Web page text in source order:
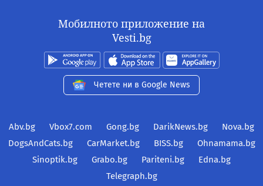
Мобилното приложение на
Vesti.bg
Четете ни в Google News
Abv.bg Vbox7.com Gong.bg DarikNews.bg
Nova.bg
DogsAndCats.bg
CarMarket.bg BISS.bg
Ohnamama.bg
Sinoptik.bg
Grabo.bg Pariteni.bg
Edna.bg
Telegraph.bg